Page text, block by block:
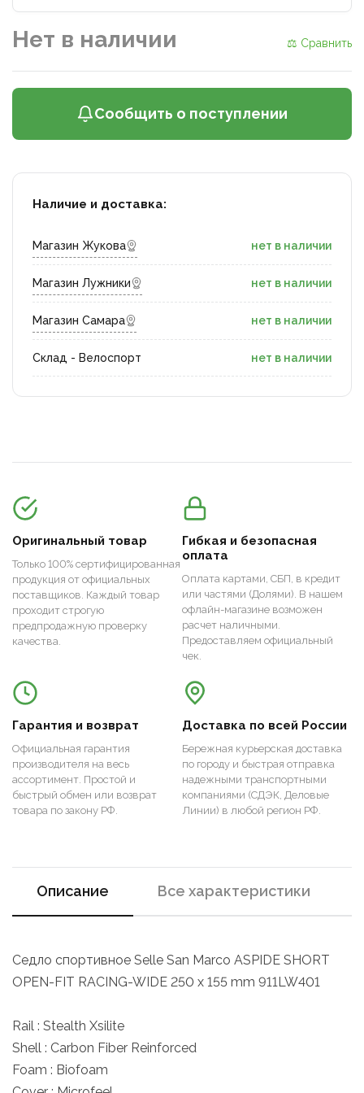
Нет в наличии ⚖ Сравнить
Сообщить о поступлении
Наличие и доставка:
Магазин Жукова нет в наличии
Магазин Лужники нет в наличии
Магазин Самара нет в наличии
Склад - Велоспорт нет в наличии
Оригинальный товар
Только 100% сертифицированная
продукция от официальных
поставщиков. Каждый товар
проходит строгую
предпродажную проверку
качества.
Гибкая и безопасная
оплата
Оплата картами, СБП, в кредит
или частями (Долями). В нашем
офлайн-магазине возможен
расчет наличными.
Предоставляем официальный
чек.
Гарантия и возврат
Официальная гарантия
производителя на весь
ассортимент. Простой и
быстрый обмен или возврат
товара по закону РФ.
Доставка по всей России
Бережная курьерская доставка
по городу и быстрая отправка
надежными транспортными
компаниями (СДЭК, Деловые
Линии) в любой регион РФ.
Описание Все характеристики
Седло спортивное Selle San Marco ASPIDE SHORT
OPEN-FIT RACING-WIDE 250 x 155 mm 911LW401
Rail : Stealth Xsilite
Shell : Carbon Fiber Reinforced
Foam : Biofoam